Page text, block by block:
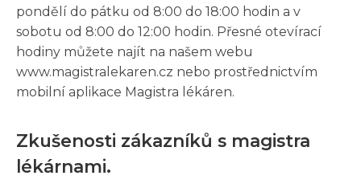
pondělí do pátku od 8:00 do 18:00 hodin a v
sobotu od 8:00 do 12:00 hodin. Přesné otevírací
hodiny můžete najít na našem webu
www.magistralekaren.cz nebo prostřednictvím
mobilní aplikace Magistra lékáren.
Zkušenosti zákazníků s magistra
lékárnami.